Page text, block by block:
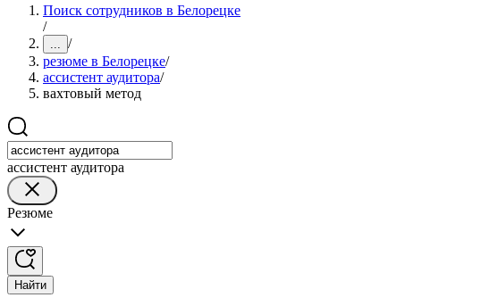
Поиск сотрудников в Белорецке
/
... /
резюме в Белорецке/
ассистент аудитора/
вахтовый метод
ассистент аудитора
Резюме
Найти